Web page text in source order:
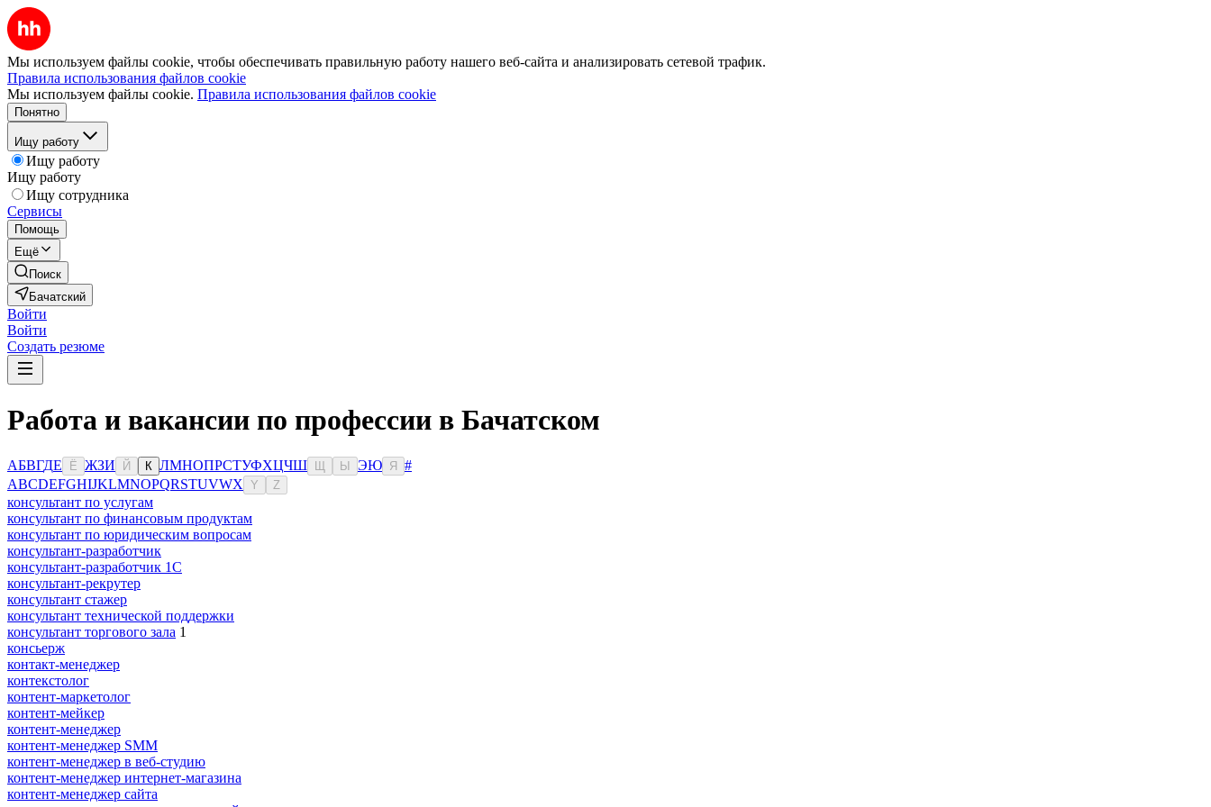
Мы используем файлы cookie, чтобы обеспечивать правильную работу нашего веб-сайта и анализировать сетевой трафик.
Правила использования файлов cookie
Мы используем файлы cookie. Правила использования файлов cookie
Понятно
Ищу работу
Ищу работу
Ищу работу
Ищу сотрудника
Сервисы
Помощь
Ещё
Поиск
Бачатский
Войти
Войти
Создать резюме
Работа и вакансии по профессии в Бачатском
АБВГДЕ Ё ЖЗИ Й К ЛМНОПРСТУФХЦЧШ Ы ЭЮ Я
#
ABCDEFGHIJKLMNOPQRSTUVWX Y Z
консультант по услугам
консультант по финансовым продуктам
консультант по юридическим вопросам
консультант-разработчик
консультант-разработчик 1С
консультант-рекрутер
консультант стажер
консультант технической поддержки
консультант торгового зала 1
консьерж
контакт-менеджер
контекстолог
контент-маркетолог
контент-мейкер
контент-менеджер
контент-менеджер SMM
контент-менеджер в веб-студию
контент-менеджер интернет-магазина
контент-менеджер сайта